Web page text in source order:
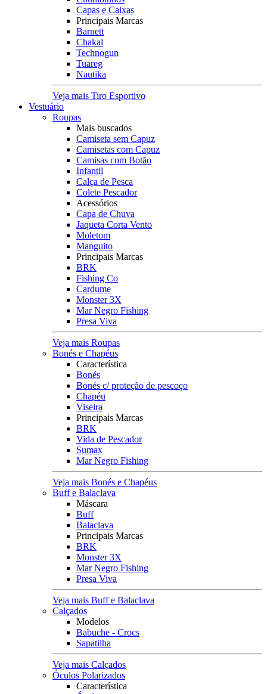
Capas e Caixas
Principais Marcas
Barnett
Chakal
Technogun
Tuareg
Nautika
Veja mais Tiro Esportivo
Vestuário
Roupas
Mais buscados
Camiseta sem Capuz
Camisetas com Capuz
Camisas com Botão
Infantil
Calça de Pesca
Colete Pescador
Acessórios
Capa de Chuva
Jaqueta Corta Vento
Moletom
Manguito
Principais Marcas
BRK
Fishing Co
Cardume
Monster 3X
Mar Negro Fishing
Presa Viva
Veja mais Roupas
Bonés e Chapéus
Característica
Bonés
Bonés c/ proteção de pescoço
Chapéu
Viseira
Principais Marcas
BRK
Vida de Pescador
Sumax
Mar Negro Fishing
Veja mais Bonés e Chapéus
Buff e Balaclava
Máscara
Buff
Balaclava
Principais Marcas
BRK
Monster 3X
Mar Negro Fishing
Presa Viva
Veja mais Buff e Balaclava
Calçados
Modelos
Babuche - Crocs
Sapatilha
Veja mais Calçados
Óculos Polarizados
Característica